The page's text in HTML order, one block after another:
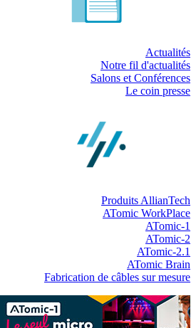
Actualités
Notre fil d'actualités
Salons et Conférences
Le coin presse
Produits AllianTech
ATomic WorkPlace
ATomic-1
ATomic-2
ATomic-2.1
ATomic Brain
Fabrication de câbles sur mesure